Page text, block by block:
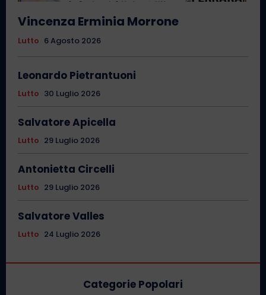
Vincenza Erminia Morrone
Lutto 6 Agosto 2026
Leonardo Pietrantuoni
Lutto 30 Luglio 2026
Salvatore Apicella
Lutto 29 Luglio 2026
Antonietta Circelli
Lutto 29 Luglio 2026
Salvatore Valles
Lutto 24 Luglio 2026
Categorie Popolari